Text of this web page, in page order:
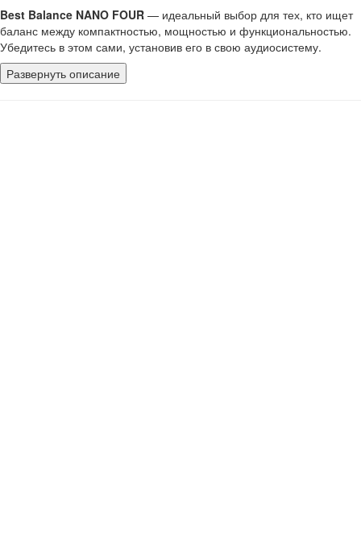
Best Balance NANO FOUR — идеальный выбор для тех, кто ищет
баланс между компактностью, мощностью и функциональностью.
Убедитесь в этом сами, установив его в свою аудиосистему.
Развернуть описание